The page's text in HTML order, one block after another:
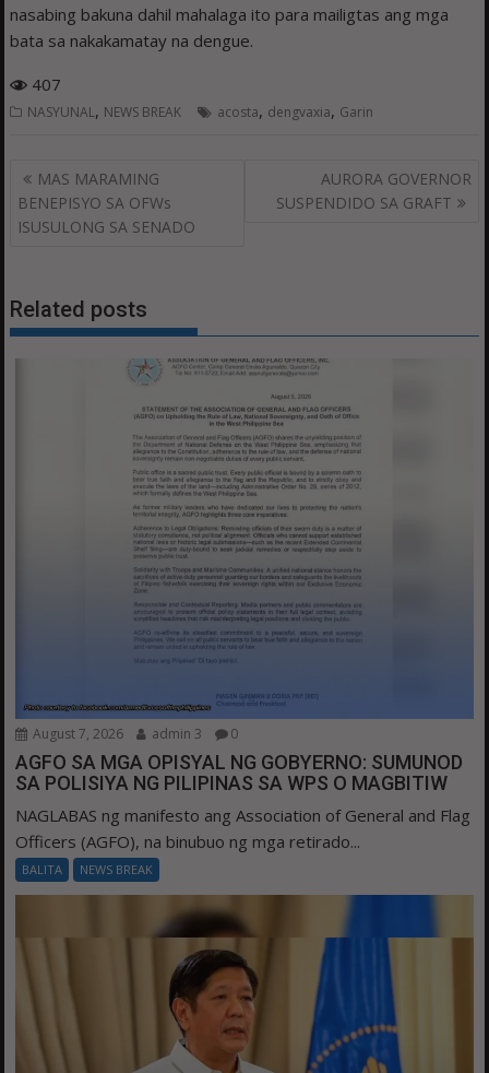
nasabing bakuna dahil mahalaga ito para mailigtas ang mga
bata sa nakakamatay na dengue.
407
NASYUNAL, NEWS BREAK acosta, dengvaxia, Garin
Post
navigation
MAS MARAMING
BENEPISYO SA OFWs
ISUSULONG SA SENADO
AURORA GOVERNOR
SUSPENDIDO SA GRAFT
Related posts
August 7, 2026 admin 3 0
AGFO SA MGA OPISYAL NG GOBYERNO: SUMUNOD
SA POLISIYA NG PILIPINAS SA WPS O MAGBITIW
NAGLABAS ng manifesto ang Association of General and Flag
Officers (AGFO), na binubuo ng mga retirado...
BALITA NEWS BREAK